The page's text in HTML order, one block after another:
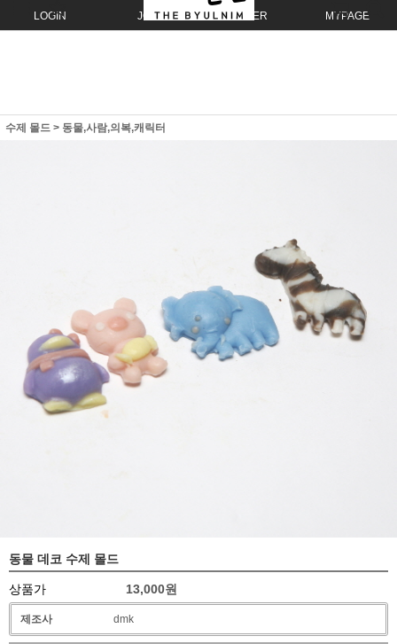
LOGIN JOIN ORDER MYPAGE
수제 몰드 > 동물,사람,의복,캐릭터
동물 데코 수제 몰드
상품가 13,000원
제조사 dmk